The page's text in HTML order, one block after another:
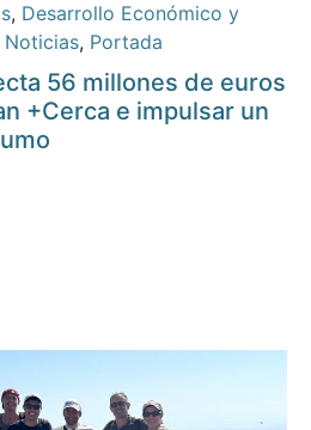
, Desarrollo Económico y
Noticias, Portada
56 millones de euros
+Cerca e impulsar un